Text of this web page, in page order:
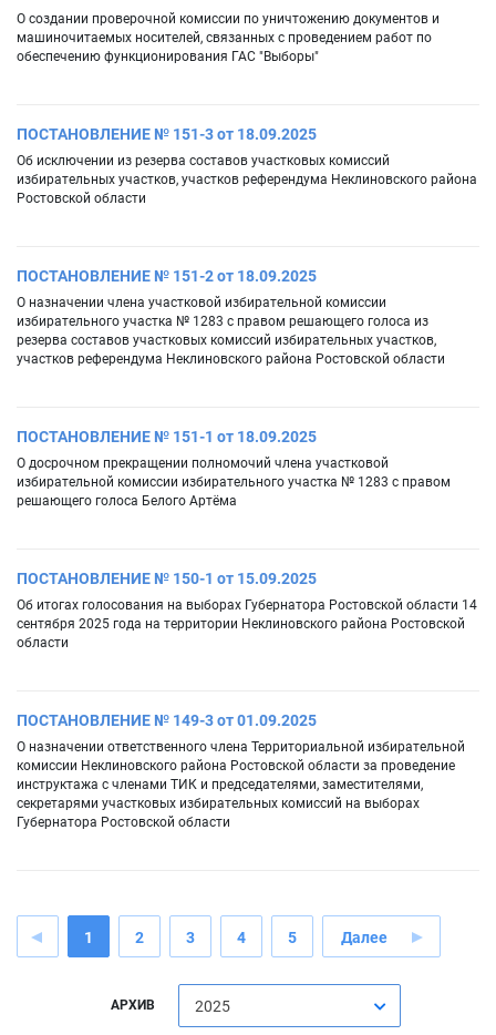
О создании проверочной комиссии по уничтожению документов и
машиночитаемых носителей, связанных с проведением работ по
обеспечению функционирования ГАС "Выборы"
ПОСТАНОВЛЕНИЕ № 151-3 от 18.09.2025
Об исключении из резерва составов участковых комиссий
избирательных участков, участков референдума Неклиновского района
Ростовской области
ПОСТАНОВЛЕНИЕ № 151-2 от 18.09.2025
О назначении члена участковой избирательной комиссии
избирательного участка № 1283 с правом решающего голоса из
резерва составов участковых комиссий избирательных участков,
участков референдума Неклиновского района Ростовской области
ПОСТАНОВЛЕНИЕ № 151-1 от 18.09.2025
О досрочном прекращении полномочий члена участковой
избирательной комиссии избирательного участка № 1283 с правом
решающего голоса Белого Артёма
ПОСТАНОВЛЕНИЕ № 150-1 от 15.09.2025
Об итогах голосования на выборах Губернатора Ростовской области 14
сентября 2025 года на территории Неклиновского района Ростовской
области
ПОСТАНОВЛЕНИЕ № 149-3 от 01.09.2025
О назначении ответственного члена Территориальной избирательной
комиссии Неклиновского района Ростовской области за проведение
инструктажа с членами ТИК и председателями, заместителями,
секретарями участковых избирательных комиссий на выборах
Губернатора Ростовской области
1 2 3 4 5 Далее
АРХИВ 2025